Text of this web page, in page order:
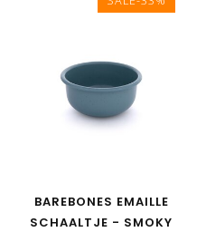
BAREBONES EMAILLE
SCHAALTJE - SMOKY